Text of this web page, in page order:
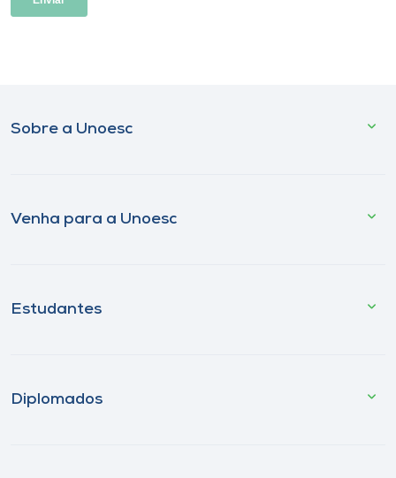
Sobre a Unoesc
Venha para a Unoesc
Estudantes
Diplomados